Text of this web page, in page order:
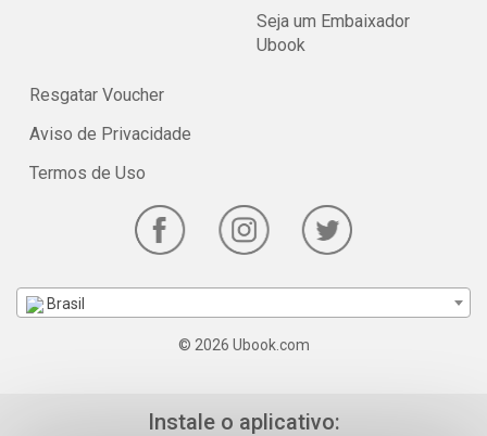
Seja um Embaixador
Ubook
Resgatar Voucher
Aviso de Privacidade
Termos de Uso
Brasil
© 2026 Ubook.com
Instale o aplicativo: